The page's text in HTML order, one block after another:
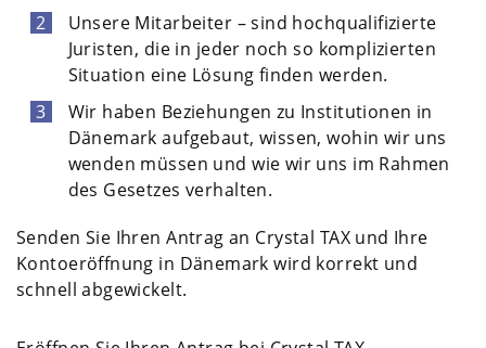
Unsere Mitarbeiter – sind hochqualifizierte
Juristen, die in jeder noch so komplizierten
Situation eine Lösung finden werden.
Wir haben Beziehungen zu Institutionen in
Dänemark aufgebaut, wissen, wohin wir uns
wenden müssen und wie wir uns im Rahmen
des Gesetzes verhalten.
Senden Sie Ihren Antrag an Crystal TAX und Ihre
Kontoeröffnung in Dänemark wird korrekt und
schnell abgewickelt.